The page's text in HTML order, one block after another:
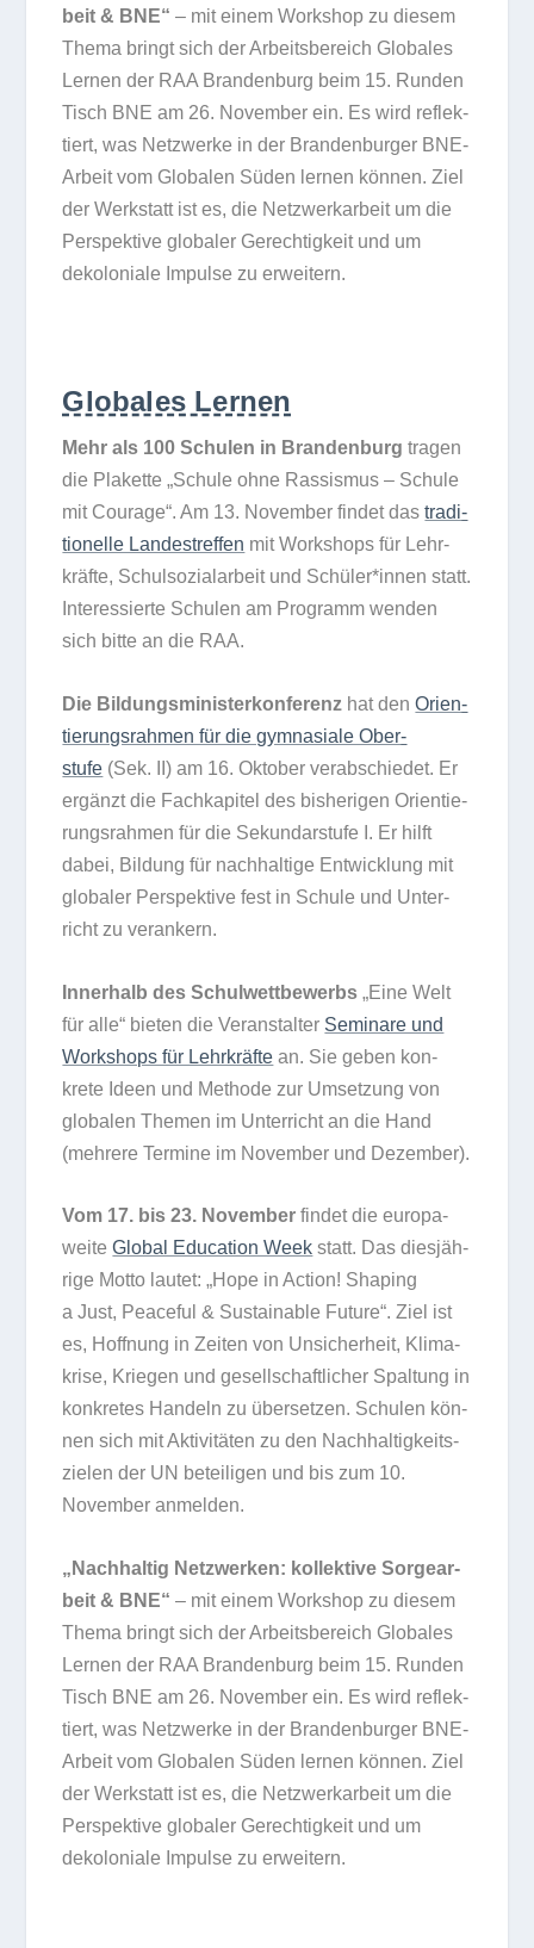
beit & BNE“ – mit einem Work­shop zu die­sem
Thema bringt sich der Arbeits­be­reich Glo­ba­les
Ler­nen der RAA Bran­den­burg beim 15. Run­den
Tisch BNE am 26. Novem­ber ein. Es wird reflek­
tiert, was Netz­werke in der Bran­den­bur­ger BNE-
Arbeit vom Glo­ba­len Süden ler­nen kön­nen. Ziel
der Werk­statt ist es, die Netz­werk­ar­beit um die
Per­spek­tive glo­ba­ler Gerech­tig­keit und um
deko­lo­niale Impulse zu erweitern.
Globales Lernen
Mehr als 100 Schu­len in Bran­den­burg tra­gen
die Pla­kette „Schule ohne Ras­sis­mus – Schule
mit Cou­rage“. Am 13. Novem­ber fin­det dastra­di­
tio­nelle Lan­des­tref­fen mit Work­shops für Lehr­
kräfte, Schul­so­zi­al­ar­beit und Schüler*innen statt.
Inter­es­sierte Schu­len am Pro­gramm wen­den
sich bitte an die RAA.
Die Bil­dungs­mi­nis­ter­kon­fe­renz hat denOri­en­
tie­rungs­rah­men für die gym­na­siale Ober­
stufe (Sek. II) am 16. Okto­ber ver­ab­schie­det. Er
ergänzt die Fach­ka­pi­tel des bis­he­ri­gen Ori­en­tie­
rungs­rah­men für die Sekun­dar­stufe I. Er hilft
dabei, Bil­dung für nach­hal­tige Ent­wick­lung mit
glo­ba­ler Per­spek­tive fest in Schule und Unter­
richt zu verankern.
Inner­halb des Schul­wett­be­werbs „Eine Welt
für alle“ bie­ten die Ver­an­stal­ter Semi­nare und
Work­shops für Lehr­kräfte an. Sie geben kon­
krete Ideen und Methode zur Umset­zung von
glo­ba­len The­men im Unter­richt an die Hand
(meh­rere Ter­mine im Novem­ber und Dezember).
Vom 17. bis 23. Novem­berfin­det die euro­pa­
weiteGlo­bal Edu­ca­tion Week statt. Das dies­jäh­
rige Motto lau­tet: „Hope in Action! Sha­ping
a Just, Peaceful & Sus­tainable Future“. Ziel ist
es, Hoff­nung in Zei­ten von Unsi­cher­heit, Kli­ma­
krise, Krie­gen und gesell­schaft­li­cher Spal­tung in
kon­kre­tes Han­deln zu über­set­zen. Schu­len kön­
nen sich mit Akti­vi­tä­ten zu den Nach­hal­tig­keits­
zie­len der UN betei­li­gen und bis zum 10.
Novem­ber anmelden.
„Nach­hal­tig Netz­wer­ken: kol­lek­tive Sor­ge­ar­
beit & BNE“ – mit einem Work­shop zu die­sem
Thema bringt sich der Arbeits­be­reich Glo­ba­les
Ler­nen der RAA Bran­den­burg beim 15. Run­den
Tisch BNE am 26. Novem­ber ein. Es wird reflek­
tiert, was Netz­werke in der Bran­den­bur­ger BNE-
Arbeit vom Glo­ba­len Süden ler­nen kön­nen. Ziel
der Werk­statt ist es, die Netz­werk­ar­beit um die
Per­spek­tive glo­ba­ler Gerech­tig­keit und um
deko­lo­niale Impulse zu erweitern.